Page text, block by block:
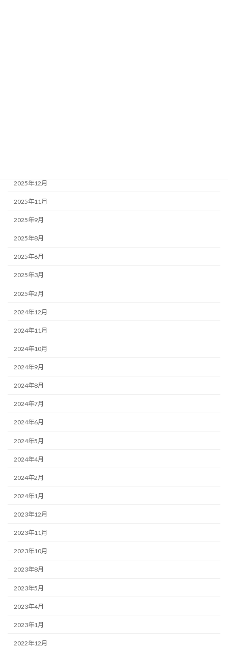
2025年12月
2025年11月
2025年9月
2025年8月
2025年6月
2025年3月
2025年2月
2024年12月
2024年11月
2024年10月
2024年9月
2024年8月
2024年7月
2024年6月
2024年5月
2024年4月
2024年2月
2024年1月
2023年12月
2023年11月
2023年10月
2023年8月
2023年5月
2023年4月
2023年1月
2022年12月